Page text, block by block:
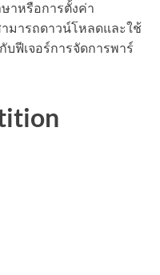
าหรือการตั้งค่า
มารถดาวน์โหลดและใช้
บฟีเจอร์การจัดการพาร์